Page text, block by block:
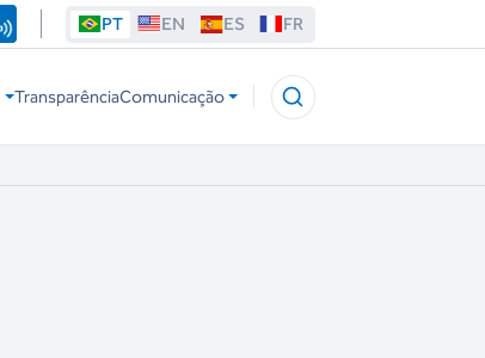
PT EN ES FR
TransparênciaComunicação